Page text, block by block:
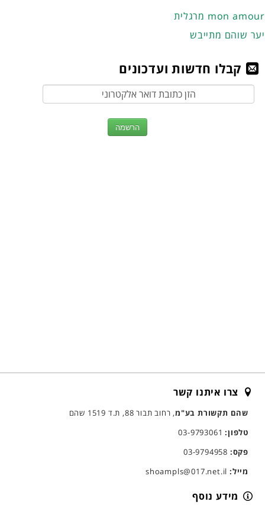
מרגלית mon amour
יער שוהם מתייבש
קבלו חדשות ועדכונים
צרו איתנו קשר
שהם תקשורת בע"מ, רחוב תבור 88, ת.ד 1519 שהם
טלפון:03-9793061
פקס:
מייל:
מידע נוסף